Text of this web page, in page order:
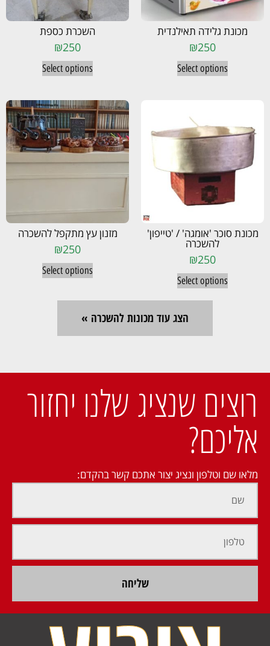
מכונת גלידה תאילנדית
₪250
Select options
השכרת כספת
₪250
Select options
מכונת סוכר 'אומגה' / 'טייפון'
להשכרה
₪250
Select options
מזנון עץ מתקפל להשכרה
₪250
Select options
הצג עוד מכונות להשכרה »
רוצים שנציג שלנו יחזור
אליכם?
מלאו שם וטלפון ונציג יצור אתכם קשר בהקדם:
שליחה